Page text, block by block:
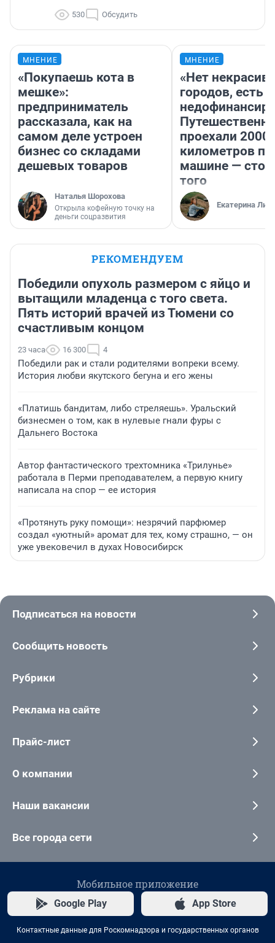
530 Обсудить
МНЕНИЕ
«Покупаешь кота в
мешке»:
предприниматель
рассказала, как на
самом деле устроен
бизнес со складами
дешевых товаров
Наталья Шорохова
Открыла кофейную точку на
деньги соцразвития
МНЕНИЕ
«Нет
городов, есть
проехали 2000
километров по
машине —
того
Екатерина
РЕКОМЕНДУЕМ
Победили опухоль размером с яйцо и
вытащили младенца с того света.
Пять историй врачей из Тюмени со
счастливым концом
23 часа 16 300 4
Победили рак и стали родителями вопреки всему.
История любви якутского бегуна и его жены
«Платишь бандитам, либо стреляешь». Уральский
бизнесмен о том, как в нулевые гнали фуры с
Дальнего Востока
Автор фантастического трехтомника «Трилунье»
работала в Перми преподавателем, а первую книгу
написала на спор — ее история
«Протянуть руку помощи»: незрячий парфюмер
создал «уютный» аромат для тех, кому страшно, — он
уже увековечил в духах Новосибирск
Подписаться на новости
Сообщить новость
Рубрики
Реклама на сайте
Прайс-лист
О компании
Наши вакансии
Все города сети
Мобильное приложение
Google Play App Store
Контактные данные для Роскомнадзора и государственных органов